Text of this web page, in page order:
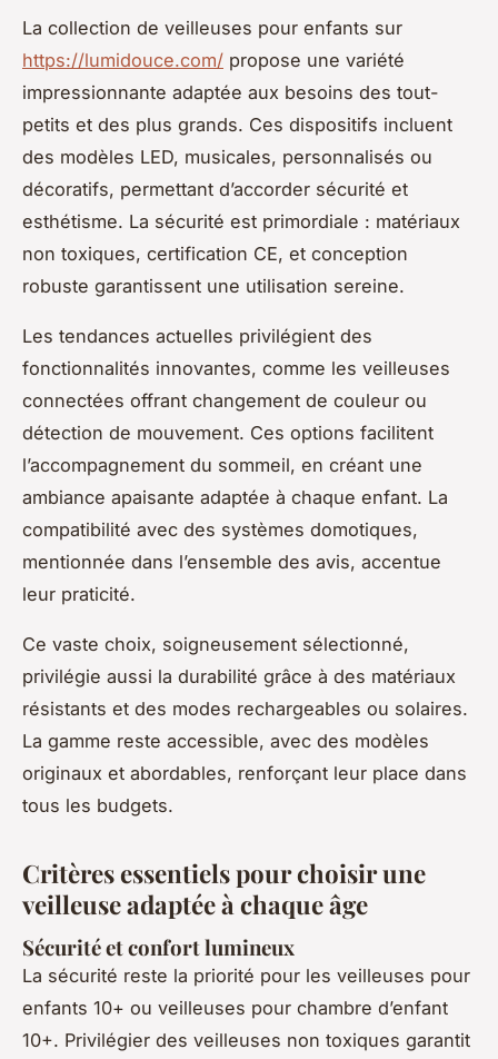
La collection de veilleuses pour enfants sur
https://lumidouce.com/ propose une variété
impressionnante adaptée aux besoins des tout-
petits et des plus grands. Ces dispositifs incluent
des modèles LED, musicales, personnalisés ou
décoratifs, permettant d’accorder sécurité et
esthétisme. La sécurité est primordiale : matériaux
non toxiques, certification CE, et conception
robuste garantissent une utilisation sereine.
Les tendances actuelles privilégient des
fonctionnalités innovantes, comme les veilleuses
connectées offrant changement de couleur ou
détection de mouvement. Ces options facilitent
l’accompagnement du sommeil, en créant une
ambiance apaisante adaptée à chaque enfant. La
compatibilité avec des systèmes domotiques,
mentionnée dans l’ensemble des avis, accentue
leur praticité.
Ce vaste choix, soigneusement sélectionné,
privilégie aussi la durabilité grâce à des matériaux
résistants et des modes rechargeables ou solaires.
La gamme reste accessible, avec des modèles
originaux et abordables, renforçant leur place dans
tous les budgets.
Critères essentiels pour choisir une
veilleuse adaptée à chaque âge
Sécurité et confort lumineux
La sécurité reste la priorité pour les veilleuses pour
enfants 10+ ou veilleuses pour chambre d’enfant
10+. Privilégier des veilleuses non toxiques garantit